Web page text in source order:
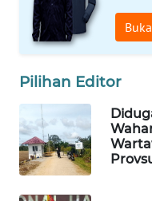
Pilihan Editor
NET
PLN
MKLI
LPKKI
LKKI